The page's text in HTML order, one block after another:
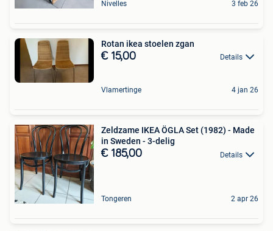
Nivelles 3 feb 26
Rotan ikea stoelen zgan
€ 15,00 Details
Vlamertinge 4 jan 26
Zeldzame IKEA ÖGLA Set (1982) - Made
in Sweden - 3-delig
€ 185,00 Details
Tongeren 2 apr 26